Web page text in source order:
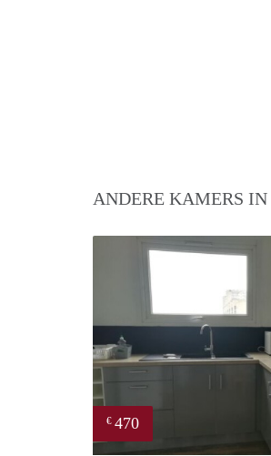
ANDERE KAMERS IN
€ 470